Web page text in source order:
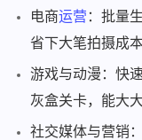
电商运营 ：批量
省下大笔拍摄成
游戏与动漫：快
灰盒关卡，能大
社交媒体与营销